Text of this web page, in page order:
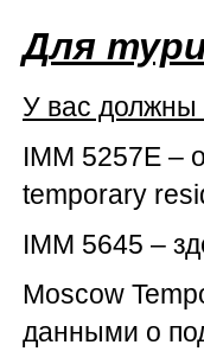
Для
У вас должны
IMM 5257E –
temporary
IMM 5645 –
Moscow
данными о